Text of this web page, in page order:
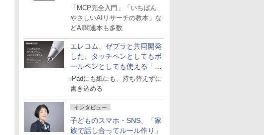
「MCP完全入門」「いちばん
やさしいAIリサーチの教本」な
どAI関連本も多数
エレコム、ゼブラと共同開発
した、タッチペンとしてもボ
ールペンとしても使える「ス
タイラスツーウェイ」発売
iPadにも紙にも、持ち替えずに
書き込める
インタビュー
子どものスマホ・SNS、「家
族で話し合ってルール作り」